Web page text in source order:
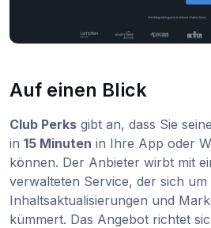
Auf einen Blick
Club Perks gibt an, dass Sie
in 15 Minuten in Ihre App oder
können. Der Anbieter wirbt mit
verwalteten Service, der sich
Inhaltsaktualisierungen und
kümmert. Das Angebot richtet